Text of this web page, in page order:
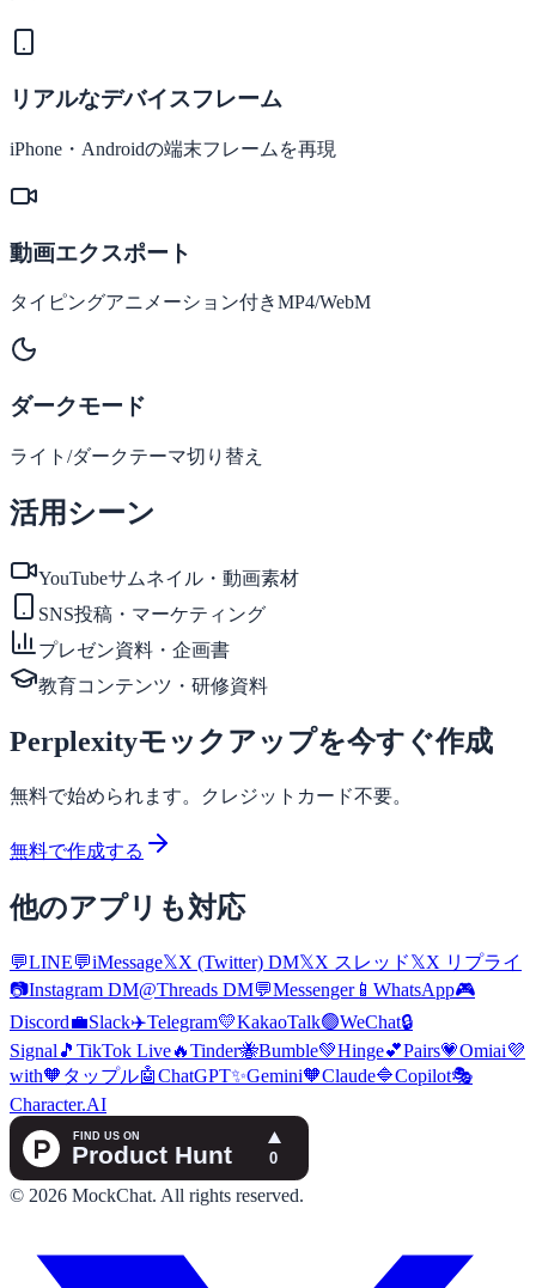
リアルなデバイスフレーム
iPhone・Androidの端末フレームを再現
動画エクスポート
タイピングアニメーション付きMP4/WebM
ダークモード
ライト/ダークテーマ切り替え
活用シーン
YouTubeサムネイル・動画素材
SNS投稿・マーケティング
プレゼン資料・企画書
教育コンテンツ・研修資料
Perplexityモックアップを今すぐ作成
無料で始められます。クレジットカード不要。
無料で作成する
他のアプリも対応
💬LINE💬iMessage𝕏X (Twitter) DM𝕏X スレッド𝕏X リプライ
📷Instagram DM@Threads DM💬Messenger📱 WhatsApp🎮
Discord💼Slack✈️Telegram💛KakaoTalk🟢WeChat🔒
Signal 🎵 TikTok Live🔥Tinder🐝Bumble💚Hinge💕Pairs💗Omiai💜
with🧡 タップル🤖ChatGPT✨Gemini🧡Claude🔷Copilot🎭
Character.AI
© 2026 MockChat. All rights reserved.